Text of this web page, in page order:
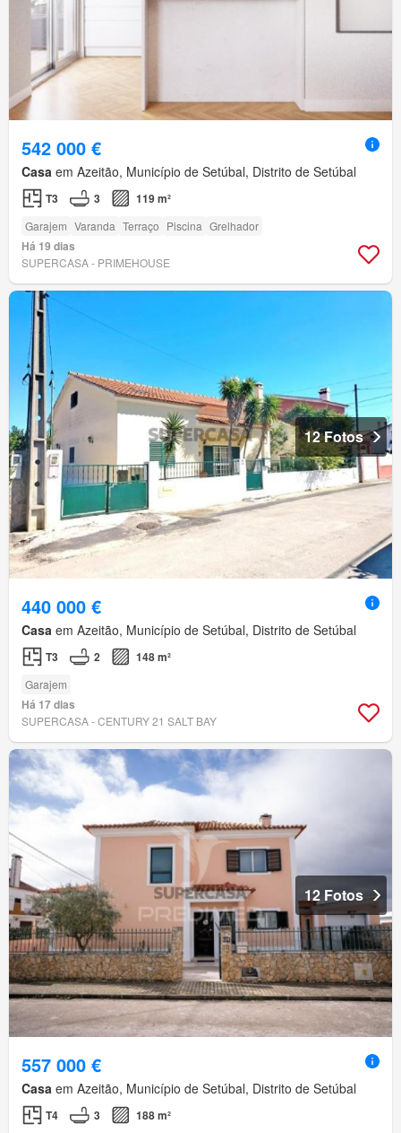
542 000 €
Casa em Azeitão, Município de Setúbal, Distrito de Setúbal
T3 3 119 m²
Garajem Varanda Terraço Piscina Grelhador
Há 19 dias
SUPERCASA - PRIMEHOUSE
12 Fotos
440 000 €
Casa em Azeitão, Município de Setúbal, Distrito de Setúbal
T3 2 148 m²
Garajem
Há 17 dias
SUPERCASA - CENTURY 21 SALT BAY
12 Fotos
557 000 €
Casa em Azeitão, Município de Setúbal, Distrito de Setúbal
T4 3 188 m²